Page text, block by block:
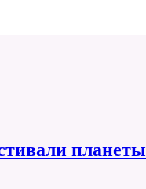
планеты